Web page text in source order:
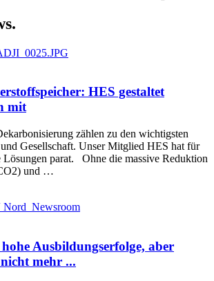
HES gestaltet
mit
zählen zu den wichtigsten
Gesellschaft. Unser Mitglied HES hat für
Lösungen parat. Ohne die massive Reduktion
und …
Ausbildungserfolge, aber
mehr ...